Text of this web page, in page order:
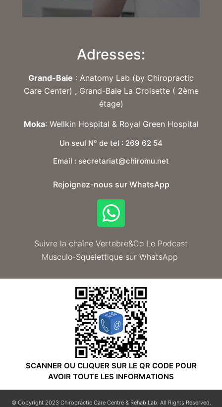
Adresses:
Grand-Baie : Anatomy Lab (by Chiropractic
Care Center) , Grand-Baie La Croisette ( 2ème
étage)
Moka: Wellkin Hospital & Royal Green Hospital
Un seul N° de tel : 269 62 54
Email : secretariat@chiromu.net
Rejoignez-nous sur WhatsApp
Suivre la chaîne Vertebre&Co Le Podcast
Musculo-Squelettique sur WhatsApp
SCANNER OU CLIQUER SUR LE QR CODE POUR
AVOIR TOUTE LES INFORMATIONS
© Copyright 2023 Chiropractic Care Centre & Rehab Lab. All Rights Reserved.